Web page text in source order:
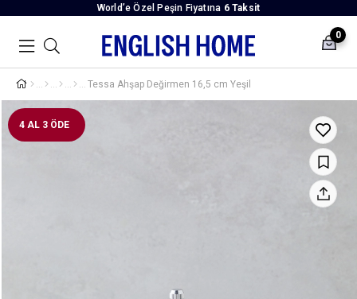
World’e Özel Peşin Fiyatına 6 Taksit
0
Tessa Ahşap Değirmen 16,5 cm Yeşil
4 AL 3 ÖDE